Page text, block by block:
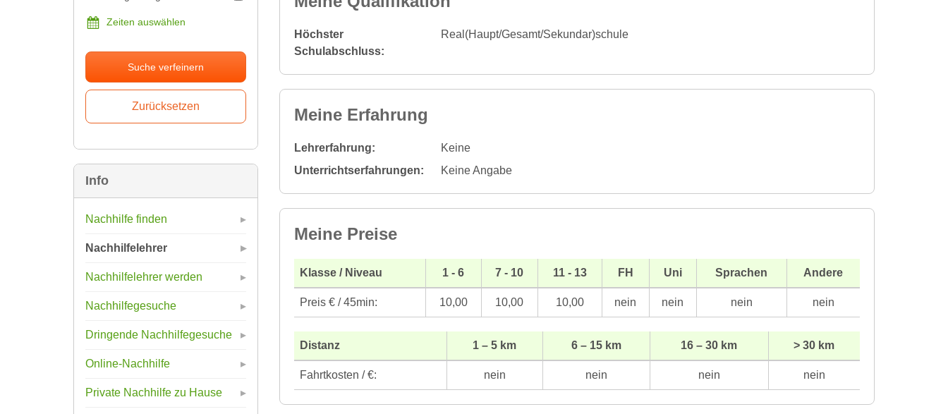
Zeiten auswählen
Suche verfeinern
Info
Nachhilfe finden
Nachhilfelehrer
Nachhilfelehrer werden
Nachhilfegesuche
Dringende Nachhilfegesuche
Online-Nachhilfe
Private Nachhilfe zu Hause
Höchster
Schulabschluss:
Real(Haupt/Gesamt/Sekundar)schule
Meine Erfahrung
Lehrerfahrung:
Keine
Unterrichtserfahrungen:
Keine Angabe
Meine Preise
Klasse / Niveau 1 - 6 7 - 10 11 - 13 FH Uni Sprachen Andere
Preis € / 45min: 10,00 10,00 10,00 nein nein nein nein
Distanz 1 – 5 km 6 – 15 km 16 – 30 km > 30 km
Fahrtkosten / €: nein nein nein nein